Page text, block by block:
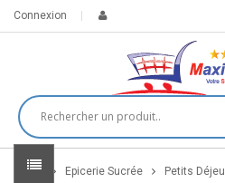
Connexion
Home Epicerie Sucrée Petits